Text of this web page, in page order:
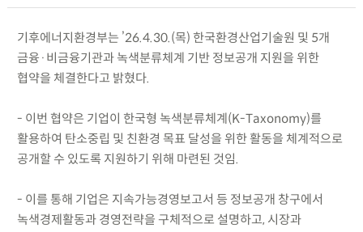
기후에너지환경부는 ’26.4.30.(목) 한국환경산업기술원 및 5개
금융·비금융기관과 녹색분류체계 기반 정보공개 지원을 위한
협약을 체결한다고 밝혔다.
- 이번 협약은 기업이 한국형 녹색분류체계(K-Taxonomy)를
활용하여 탄소중립 및 친환경 목표 달성을 위한 활동을 체계적으로
공개할 수 있도록 지원하기 위해 마련된 것임.
- 이를 통해 기업은 지속가능경영보고서 등 정보공개 창구에서
녹색경제활동과 경영전략을 구체적으로 설명하고, 시장과